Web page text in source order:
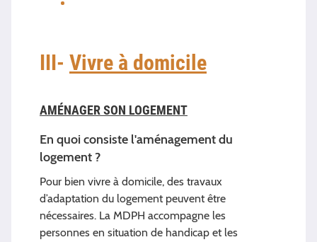
III- Vivre à domicile
AMÉNAGER SON LOGEMENT
En quoi consiste l'aménagement du
logement ?
Pour bien vivre à domicile, des travaux
d’adaptation du logement peuvent être
nécessaires. La MDPH accompagne les
personnes en situation de handicap et les